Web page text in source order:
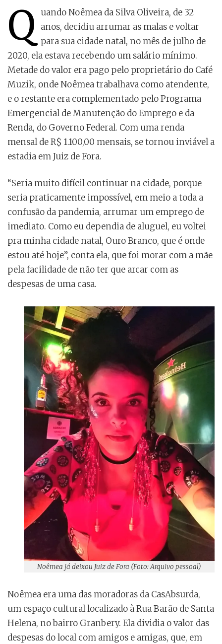
Q
uando Noêmea da Silva Oliveira, de 32
anos, decidiu arrumar as malas e voltar
para sua cidade natal, no mês de julho de
2020, ela estava recebendo um salário mínimo.
Metade do valor era pago pelo proprietário do Café
Muzik, onde Noêmea trabalhava como atendente,
e o restante era complementado pelo Programa
Emergencial de Manutenção do Emprego e da
Renda, do Governo Federal. Com uma renda
mensal de R$ 1.100,00 mensais, se tornou inviável a
estadia em Juiz de Fora.
“Seria muito difícil continuar na cidade, porque
seria praticamente impossível, em meio a toda a
confusão da pandemia, arrumar um emprego de
imediato. Como eu dependia de aluguel, eu voltei
pra minha cidade natal, Ouro Branco, que é onde
estou até hoje”, conta ela, que foi morar com a mãe
pela facilidade de não ter que arcar com as
despesas de uma casa.
Noêmea já deixou Juiz de Fora (Foto: Arquivo pessoal)
Noêmea era uma das moradoras da CasAbsurda,
um espaço cultural localizado à Rua Barão de Santa
Helena, no bairro Granbery. Ela dividia o valor das
despesas do local com amigos e amigas, que, em